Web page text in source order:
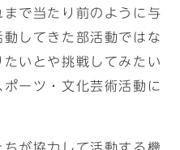
で当たり前のように与
してきた部活動ではな
いとや挑戦してみたい
ーツ・文化芸術活動に